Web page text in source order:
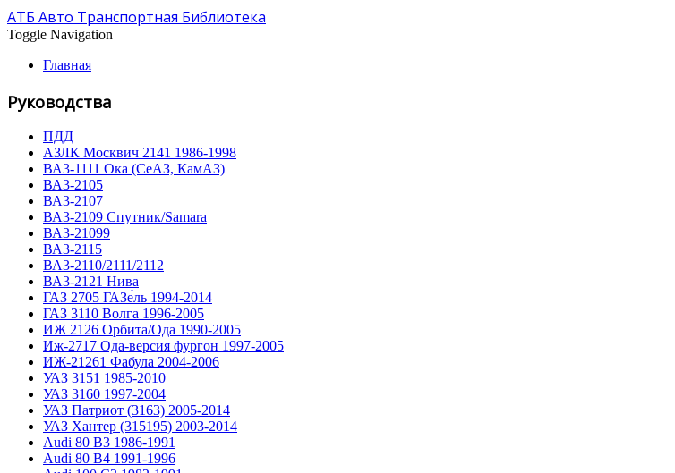
АТБ Авто Транспортная Библиотека
Toggle Navigation
Главная
Руководства
ПДД
АЗЛК Москвич 2141 1986-1998
ВА3-1111 Ока (СеАЗ, КамАЗ)
ВА3-2105
ВА3-2107
ВА3-2109 Спутник/Samara
ВА3-21099
ВА3-2115
ВА3-2110/2111/2112
ВА3-2121 Нива
ГАЗ 2705 ГАЗе́ль 1994-2014
ГАЗ 3110 Волга 1996-2005
ИЖ 2126 Орбита/Ода 1990-2005
Иж-2717 Ода-версия фургон 1997-2005
ИЖ-21261 Фабула 2004-2006
УАЗ 3151 1985-2010
УАЗ 3160 1997-2004
УАЗ Патриот (3163) 2005-2014
УАЗ Хантер (315195) 2003-2014
Audi 80 B3 1986-1991
Audi 80 B4 1991-1996